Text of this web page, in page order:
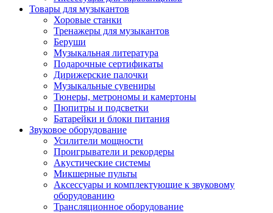
Товары для музыкантов
Хоровые станки
Тренажеры для музыкантов
Беруши
Музыкальная литература
Подарочные сертификаты
Дирижерские палочки
Музыкальные сувениры
Тюнеры, метрономы и камертоны
Пюпитры и подсветки
Батарейки и блоки питания
Звуковое оборудование
Усилители мощности
Проигрыватели и рекордеры
Акустические системы
Микшерные пульты
Аксессуары и комплектующие к звуковому
оборудованию
Трансляционное оборудование